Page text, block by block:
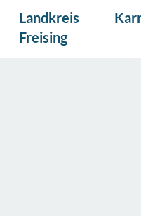
Landkreis
Freising